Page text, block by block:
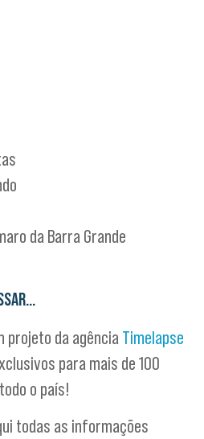
da Barra Grande
projeto da agência Timelapse
para mais de 100
o país!
todas as informações